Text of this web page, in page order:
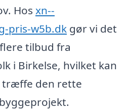
Hos xn--
pris-w5b.dk gør vi det
tilbud fra
i Birkelse, hvilket kan
træffe den rette